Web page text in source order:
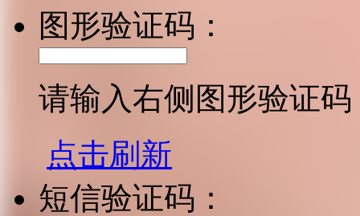
图形验证码：
请输入右侧图形验证码
点击刷新
短信验证码：